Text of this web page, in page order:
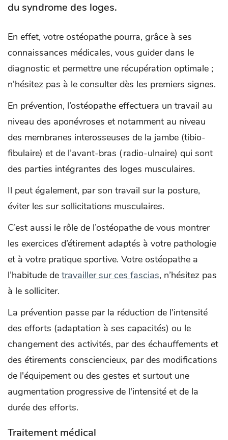
du syndrome des loges.
En effet, votre ostéopathe pourra, grâce à ses
connaissances médicales, vous guider dans le
diagnostic et permettre une récupération optimale ;
n'hésitez pas à le consulter dès les premiers signes.
En prévention, l’ostéopathe effectuera un travail au
niveau des aponévroses et notamment au niveau
des membranes interosseuses de la jambe (tibio-
fibulaire) et de l’avant-bras (radio-ulnaire) qui sont
des parties intégrantes des loges musculaires.
Il peut également, par son travail sur la posture,
éviter les sur sollicitations musculaires.
C’est aussi le rôle de l’ostéopathe de vous montrer
les exercices d’étirement adaptés à votre pathologie
et à votre pratique sportive. Votre ostéopathe a
l’habitude de travailler sur ces fascias, n’hésitez pas
à le solliciter.
La prévention passe par la réduction de l'intensité
des efforts (adaptation à ses capacités) ou le
changement des activités, par des échauffements et
des étirements consciencieux, par des modifications
de l'équipement ou des gestes et surtout une
augmentation progressive de l'intensité et de la
durée des efforts.
Traitement médical